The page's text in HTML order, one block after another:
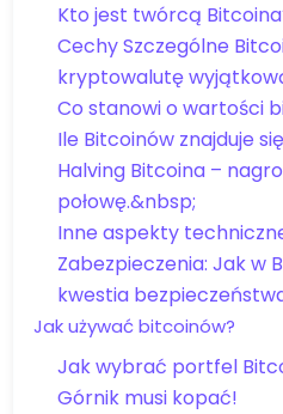
Kto jest twórcą
Cechy Szczególne
kryptowalutę
Co stanowi o wartości
Ile Bitcoinów znajduje
Halving Bitcoina –
połowę.&nbsp;
Inne aspekty
Zabezpieczenia: Jak w
kwestia
Jak używać bitcoinów?
Jak wybrać portfel
Górnik musi kopać!